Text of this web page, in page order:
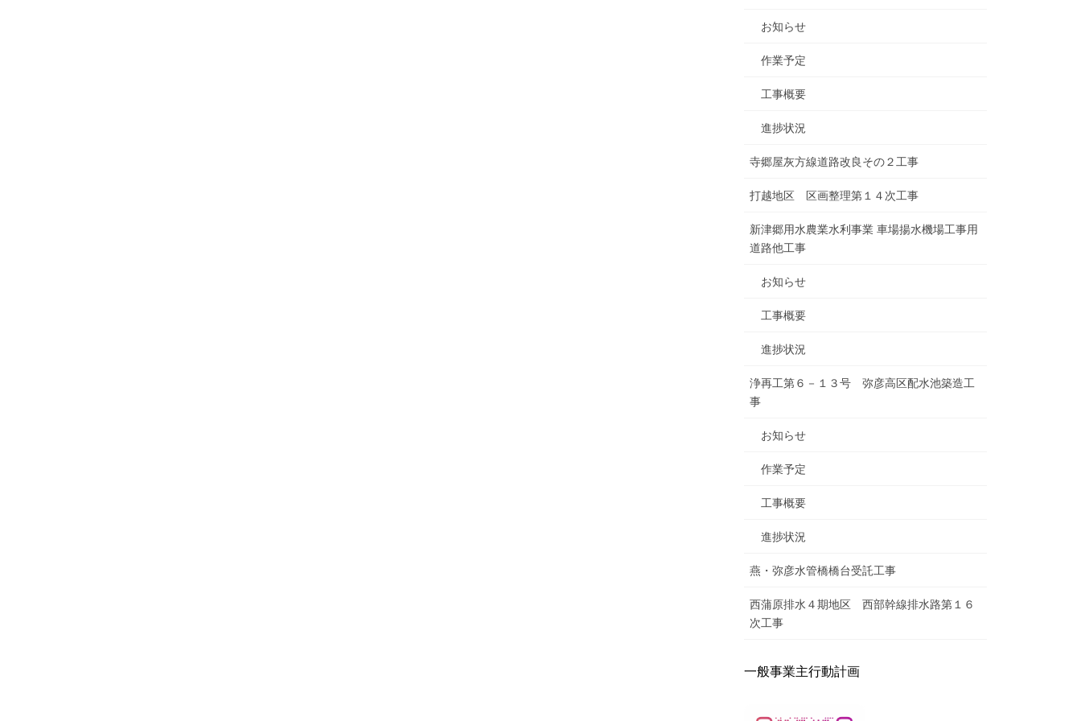
お知らせ
作業予定
工事概要
進捗状況
寺郷屋灰方線道路改良その２工事
打越地区 区画整理第１４次工事
新津郷用水農業水利事業 車場揚水機場工事用
道路他工事
お知らせ
工事概要
進捗状況
浄再工第６－１３号 弥彦高区配水池築造工
事
お知らせ
作業予定
工事概要
進捗状況
燕・弥彦水管橋橋台受託工事
西蒲原排水４期地区 西部幹線排水路第１６
次工事
一般事業主行動計画